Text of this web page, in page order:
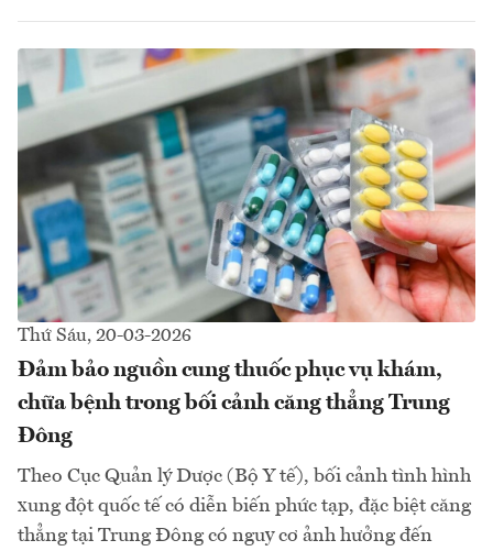
Thứ Sáu, 20-03-2026
Đảm bảo nguồn cung thuốc phục vụ khám,
chữa bệnh trong bối cảnh căng thẳng Trung
Đông
Theo Cục Quản lý Dược (Bộ Y tế), bối cảnh tình hình
xung đột quốc tế có diễn biến phức tạp, đặc biệt căng
thẳng tại Trung Đông có nguy cơ ảnh hưởng đến